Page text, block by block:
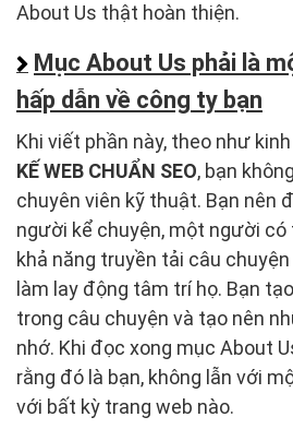
About Us thật hoàn thiện.
Mục About Us phải là
hấp dẫn về công ty bạn
Khi viết phần này, theo như
KẾ WEB CHUẨN SEO, bạn
chuyên viên kỹ thuật. Bạn nên
người kể chuyện, một người
khả năng truyền tải câu
làm lay động tâm trí họ. Bạn
trong câu chuyện và tạo nên
nhớ. Khi đọc xong mục About
rằng đó là bạn, không lẫn với
với bất kỳ trang web nào.